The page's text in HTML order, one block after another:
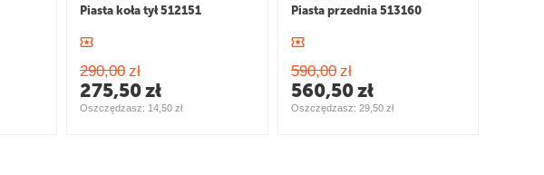
Piasta koła tył 512151
290,00 zł
275,50zł
Oszczędzasz: 14,50 zł
Piasta przednia 513160
590,00 zł
560,50zł
Oszczędzasz: 29,50 zł